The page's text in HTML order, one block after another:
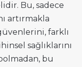
Bu, sadece
artırmakla
farklı
sağlıklarını
bu